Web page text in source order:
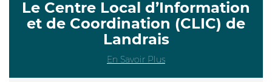
Le Centre Local d’Information
et de Coordination (CLIC) de
Landrais
En Savoir Plus